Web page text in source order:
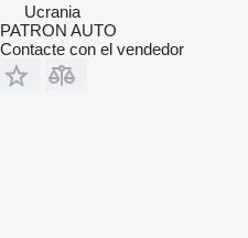
Ucrania
PATRON AUTO
Contacte con el vendedor